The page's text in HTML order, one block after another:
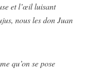
et l’œil luisant
nous les don Juan
qu’on se pose